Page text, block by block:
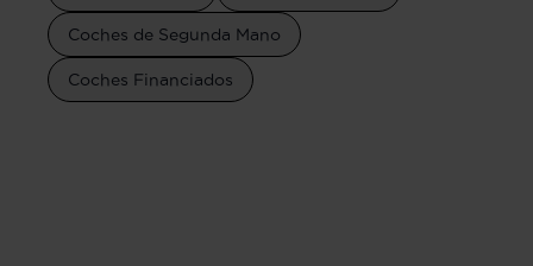
Coches de Segunda Mano
Coches Financiados